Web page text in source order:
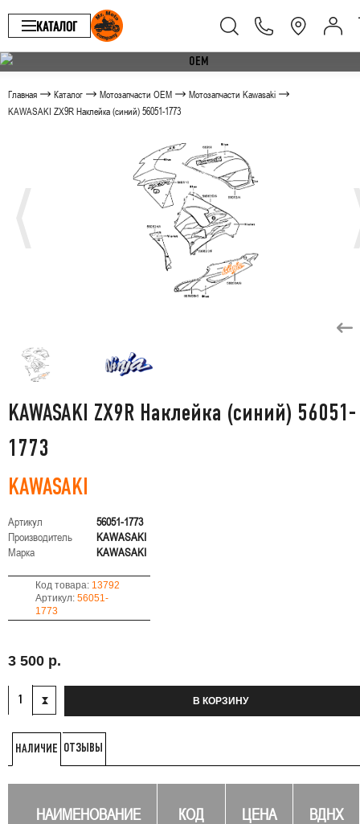
КАТАЛОГ
Главная Каталог Мотозапчасти OEM
Мотозапчасти Kawasaki
KAWASAKI ZX9R Наклейка (синий) 56051-1773
KAWASAKI ZX9R Наклейка (синий) 56051-
1773
KAWASAKI
Артикул
56051-1773
Производитель
KAWASAKI
Марка
KAWASAKI
Код товара: 13792
Артикул: 56051-
1773
3 500 р.
В КОРЗИНУ
НАЛИЧИЕ ОТЗЫВЫ
НАИМЕНОВАНИЕ КОД ЦЕНА ВДНХ